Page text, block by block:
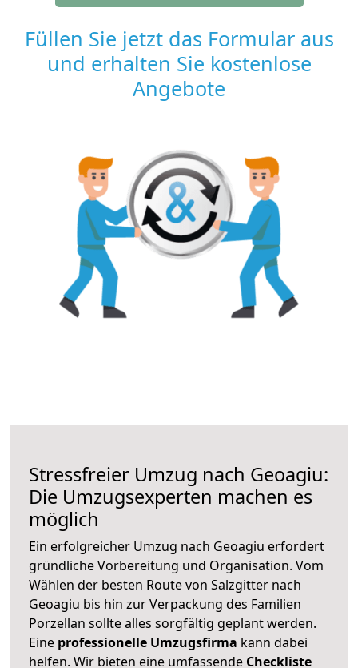
Füllen Sie jetzt das Formular aus
und erhalten Sie kostenlose
Angebote
Stressfreier Umzug nach Geoagiu:
Die Umzugsexperten machen es
möglich
Ein erfolgreicher Umzug nach Geoagiu erfordert
gründliche Vorbereitung und Organisation. Vom
Wählen der besten Route von Salzgitter nach
Geoagiu bis hin zur Verpackung des Familien
Porzellan sollte alles sorgfältig geplant werden.
Eine professionelle Umzugsfirma kann dabei
helfen. Wir bieten eine umfassende Checkliste